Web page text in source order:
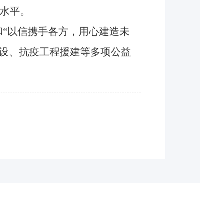
平。
信携手各方，用心建造未
、抗疫工程援建等多项公益